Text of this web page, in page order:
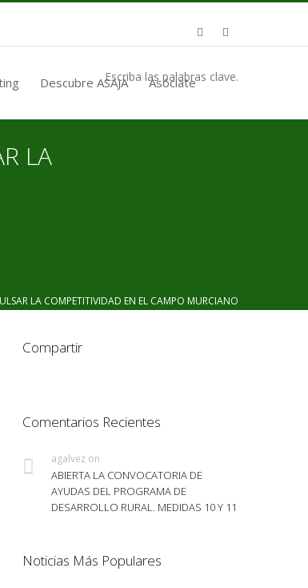
Descubre ASAJA Asóciate
Escriba las palabras clave.
LA
LA COMPETITIVIDAD EN EL CAMPO MURCIANO
Compartir
Comentarios Recientes
agalvezon
ABIERTA LA CONVOCATORIA DE
AYUDAS DEL PROGRAMA DE
DESARROLLO RURAL. MEDIDAS 10 Y 11
Noticias Más Populares